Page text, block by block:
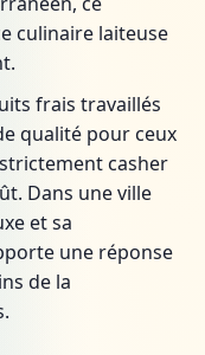
culinaire laiteuse
frais travaillés
qualité pour ceux
casher
Dans une ville
et sa
une réponse
de la